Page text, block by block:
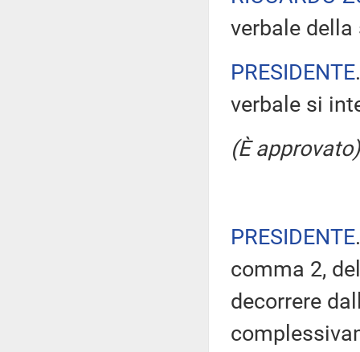
verbale
PRESIDENTE
verbale si
(È approvato)
PRESIDENTE
comma 2,
decorrere